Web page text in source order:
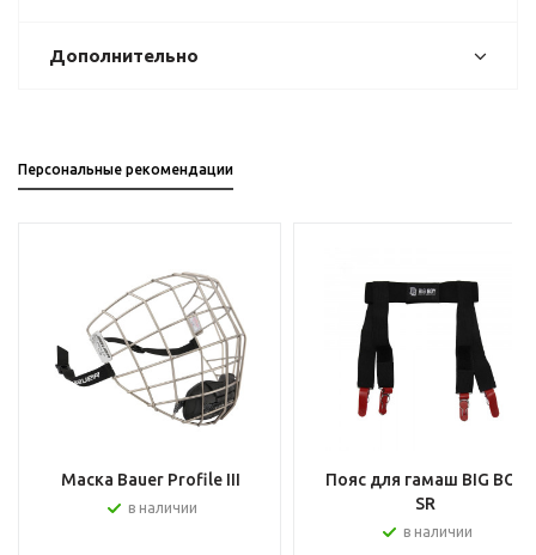
Дополнительно
Персональные рекомендации
Маска Bauer Profile III
в наличии
Пояс для гамаш BIG BOY
SR
в наличии